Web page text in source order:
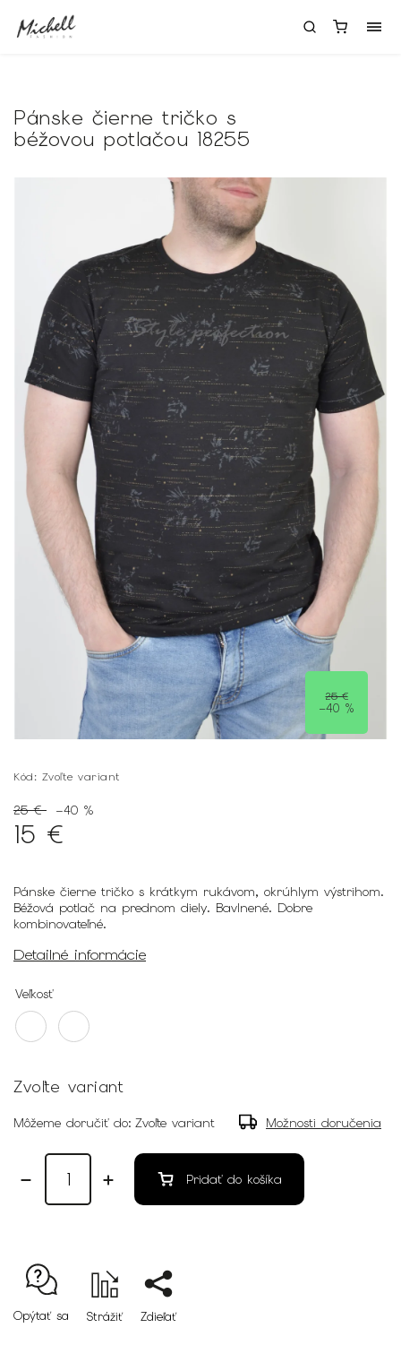
Pánske čierne tričko s
béžovou potlačou 18255
25 €
–40 %
Kód: Zvoľte variant
25 € –40 %
15 €
Pánske čierne tričko s krátkym rukávom, okrúhlym výstrihom.
Béžová potlač na prednom diely. Bavlnené. Dobre
kombinovateľné.
Detailné informácie
Veľkosť
Zvoľte variant
Môžeme doručiť do: Zvoľte variant Možnosti doručenia
Pridať do košíka
Opýtať sa Strážiť Zdieľať